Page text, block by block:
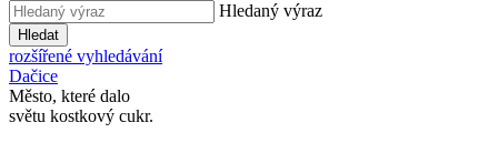
Hledaný výraz
Hledat
rozšířené vyhledávání
Dačice
Město, které dalo
světu kostkový cukr.